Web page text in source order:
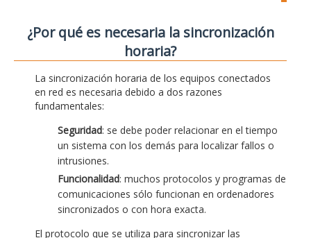
¿Por qué es necesaria la sincronización
horaria?
La sincronización horaria de los equipos conectados
en red es necesaria debido a dos razones
fundamentales:
Seguridad: se debe poder relacionar en el tiempo
un sistema con los demás para localizar fallos o
intrusiones.
Funcionalidad: muchos protocolos y programas de
comunicaciones sólo funcionan en ordenadores
sincronizados o con hora exacta.
El protocolo que se utiliza para sincronizar las